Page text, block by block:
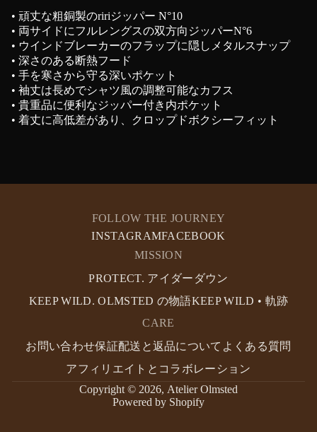
• 頑丈な粗銅製のririジッパー N°10
• 両サイドにフルレングスの双方向ジッパーN°6
• ウインドブレーカーのフラップに隠しメタルスナップ
• 深さのある断熱フード
• 手を寒さから守る深いポケット
• 袖丈は長めでシャツ風の調整可能なカフス
• 貴重品に便利なジッパー付き内ポケット
• 着丈に高低差があり、クロップドボクシーフィット
FOLLOW THE JOURNEY
INSTAGRAMFACEBOOK
MISSION
PROTECT. アイダーダウン
KEEP WILD. OLMSTED の物語KEEP WILD • 軌跡
CARE
お問い合わせ保証配送と返品について よくある質問
アフィリエイトとコラボレーション
Copyright © 2026, Atelier Olmsted
Powered by Shopify